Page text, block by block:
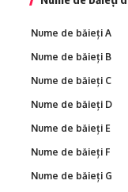
Nume de băieți A
Nume de băieți B
Nume de băieți C
Nume de băieți D
Nume de băieți E
Nume de băieți F
Nume de băieți G